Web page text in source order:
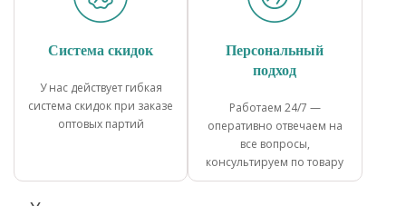
Система скидок
У нас действует гибкая
система скидок при заказе
оптовых партий
Персональный
подход
Работаем 24/7 —
оперативно отвечаем на
все вопросы,
консультируем по товару